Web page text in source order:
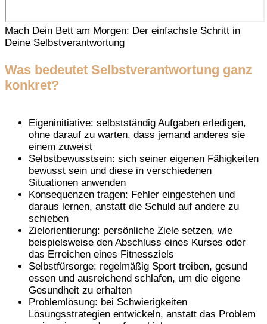
Mach Dein Bett am Morgen: Der einfachste Schritt in
Deine Selbstverantwortung
Was bedeutet Selbstverantwortung ganz
konkret?
Eigeninitiative: selbstständig Aufgaben erledigen,
ohne darauf zu warten, dass jemand anderes sie
einem zuweist
Selbstbewusstsein: sich seiner eigenen Fähigkeiten
bewusst sein und diese in verschiedenen
Situationen anwenden
Konsequenzen tragen: Fehler eingestehen und
daraus lernen, anstatt die Schuld auf andere zu
schieben
Zielorientierung: persönliche Ziele setzen, wie
beispielsweise den Abschluss eines Kurses oder
das Erreichen eines Fitnessziels
Selbstfürsorge: regelmäßig Sport treiben, gesund
essen und ausreichend schlafen, um die eigene
Gesundheit zu erhalten
Problemlösung: bei Schwierigkeiten
Lösungsstrategien entwickeln, anstatt das Problem